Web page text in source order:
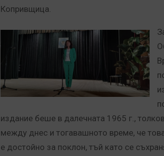
Копривщица.
издание беше в далечната 1965 г.,
между днес и тогавашното време, че
е достойно за поклон, тъй като се